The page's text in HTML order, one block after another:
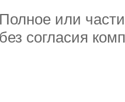
Полное или
без согласия